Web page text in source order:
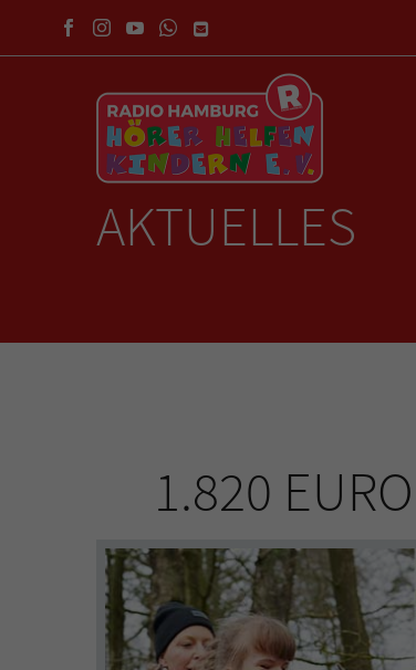
AKTUELLES
1.820